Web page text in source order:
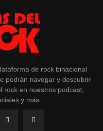
de rock binacional
podrán navegar y descubrir
rock en nuestros podcast,
y más.